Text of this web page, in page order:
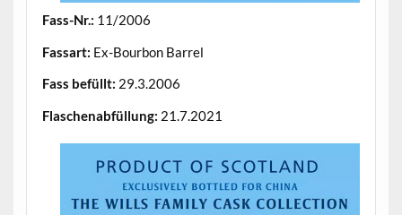
Fass-Nr.: 11/2006
Fassart: Ex-Bourbon Barrel
Fass befüllt: 29.3.2006
Flaschenabfüllung: 21.7.2021